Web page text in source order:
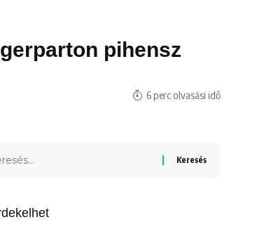
pihensz
6 perc olvasási idő